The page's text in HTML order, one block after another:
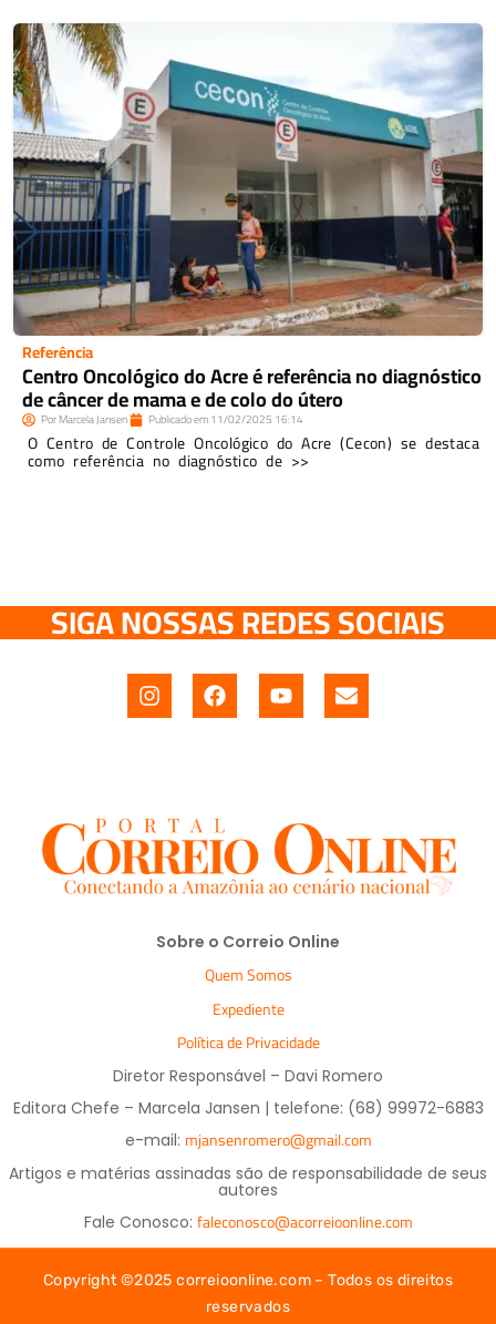
Referência
Centro Oncológico do Acre é referência no diagnóstico
de câncer de mama e de colo do útero
PorMarcela Jansen Publicado em11/02/2025 16:14
O Centro de Controle Oncológico do Acre (Cecon) se destaca
como referência no diagnóstico de >>
SIGA NOSSAS REDES SOCIAIS
Sobre o Correio Online
Quem Somos
Expediente
Política de Privacidade
Diretor Responsável – Davi Romero
Editora Chefe – Marcela Jansen | telefone: (68) 99972-6883
e-mail: mjansenromero@gmail.com
Artigos e matérias assinadas são de responsabilidade de seus
autores
Fale Conosco: faleconosco@acorreioonline.com
Copyright ©2025 correioonline.com – Todos os direitos
reservados